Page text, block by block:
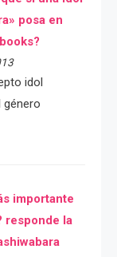
posa en
idol
género
importante
responde la